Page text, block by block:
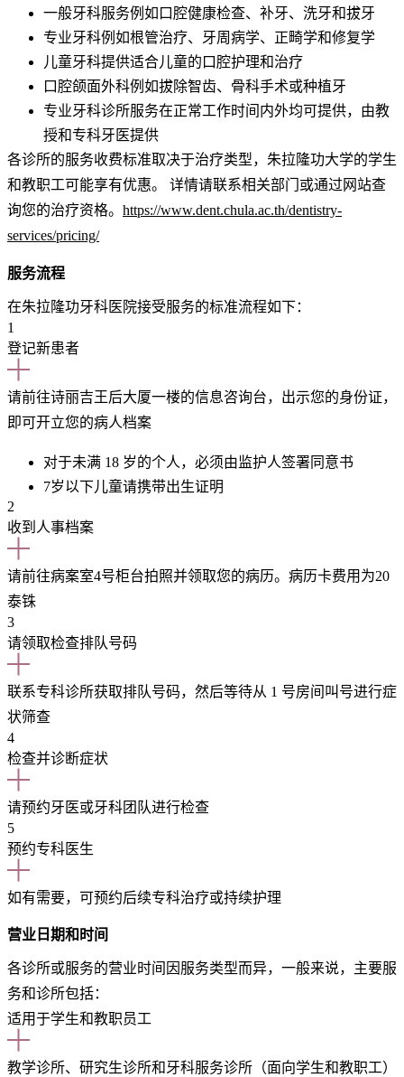
一般牙科服务例如口腔健康检查、补牙、洗牙和拔牙
专业牙科例如根管治疗、牙周病学、正畸学和修复学
儿童牙科提供适合儿童的口腔护理和治疗
口腔颌面外科例如拔除智齿、骨科手术或种植牙
专业牙科诊所服务在正常工作时间内外均可提供，由教
授和专科牙医提供
各诊所的服务收费标准取决于治疗类型，朱拉隆功大学的学生
和教职工可能享有优惠。 详情请联系相关部门或通过网站查
询您的治疗资格。 https://www.dent.chula.ac.th/dentistry-
services/pricing/
服务流程
在朱拉隆功牙科医院接受服务的标准流程如下：
1
登记新患者
请前往诗丽吉王后大厦一楼的信息咨询台，出示您的身份证，
即可开立您的病人档案
对于未满 18 岁的个人，必须由监护人签署同意书
7岁以下儿童请携带出生证明
2
收到人事档案
请前往病案室4号柜台拍照并领取您的病历。病历卡费用为20
泰铢
3
请领取检查排队号码
联系专科诊所获取排队号码，然后等待从 1 号房间叫号进行症
状筛查
4
检查并诊断症状
请预约牙医或牙科团队进行检查
5
预约专科医生
如有需要，可预约后续专科治疗或持续护理
营业日期和时间
各诊所或服务的营业时间因服务类型而异，一般来说，主要服
务和诊所包括：
适用于学生和教职员工
教学诊所、研究生诊所和牙科服务诊所（面向学生和教职工）